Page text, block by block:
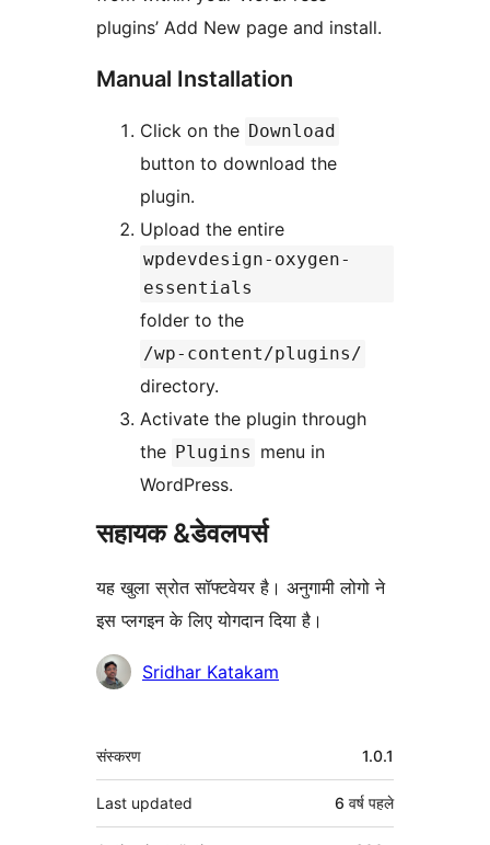
plugins’ Add New page and install.
Manual Installation
Click on the Download
button to download the
plugin.
Upload the entire
wpdevdesign-oxygen-
essentials
folder to the
/wp-content/plugins/
directory.
Activate the plugin through
the Plugins menu in
WordPress.
सहायक &डेवलपर्स
यह खुला स्रोत सॉफ्टवेयर है। अनुगामी लोगो ने
इस प्लगइन के लिए योगदान दिया है।
योगदानकर्ताSridhar Katakam
मेटा
संस्करण 1.0.1
Last updated 6 वर्ष पहले